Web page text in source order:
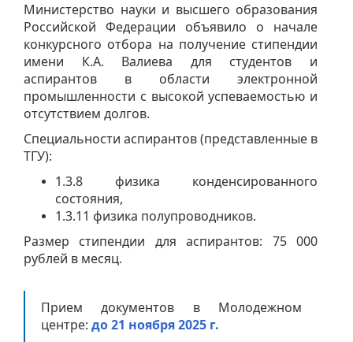
Министерство науки и высшего образования
Российской Федерации объявило о начале
конкурсного отбора на получение стипендии
имени К.А. Валиева для студентов и
аспирантов в области электронной
промышленности с высокой успеваемостью и
отсутствием долгов.
Специальности аспирантов (представленные в
ТГУ):
1.3.8 физика конденсированного
состояния,
1.3.11 физика полупроводников.
Размер стипендии для аспирантов: 75 000
рублей в месяц.
Прием документов в Молодежном
центре: до 21 ноября 2025 г.